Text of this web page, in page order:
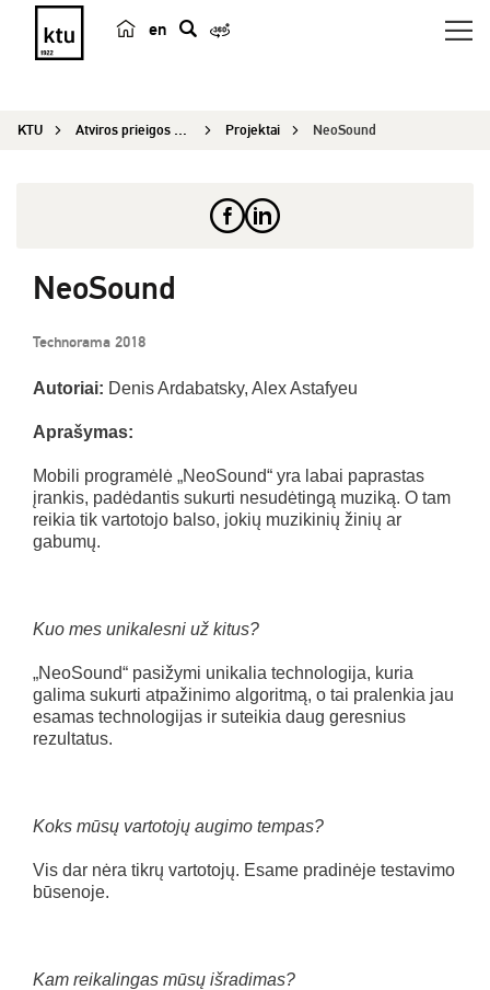
en
e
KTU Atviros prieigos centras Projektai NeoSound
NeoSound
Technorama 2018
Autoriai: Denis Ardabatsky, Alex Astafyeu
Aprašymas:
Mobili programėlė „NeoSound“ yra labai paprastas
įrankis, padėdantis sukurti nesudėtingą muziką. O tam
reikia tik vartotojo balso, jokių muzikinių žinių ar
gabumų.
Kuo mes unikalesni už kitus?
„NeoSound“ pasižymi unikalia technologija, kuria
galima sukurti atpažinimo algoritmą, o tai pralenkia jau
esamas technologijas ir suteikia daug geresnius
rezultatus.
Koks mūsų vartotojų augimo tempas?
Vis dar nėra tikrų vartotojų. Esame pradinėje testavimo
būsenoje.
Kam reikalingas mūsų išradimas?